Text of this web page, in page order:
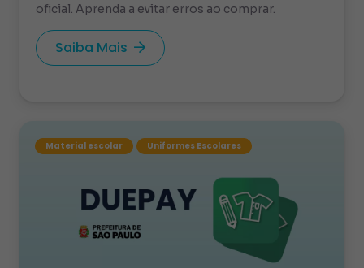
oficial. Aprenda a evitar erros ao comprar.
Saiba Mais
Material escolar Uniformes Escolares